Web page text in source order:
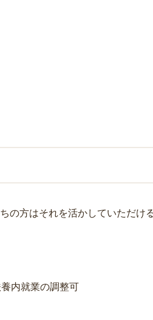
の方はそれを活かしていただけ
内就業の調整可